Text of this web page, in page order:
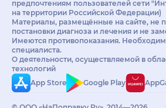
предпочтениям пользователей сети
на территории Российской Федерации)
Материалы, размещённые на сайте, не
постановки диагноза и лечения и не
Имеются противопоказания.
специалиста.
О деятельности, осуществляемой в
технологий
App Store
Google Play